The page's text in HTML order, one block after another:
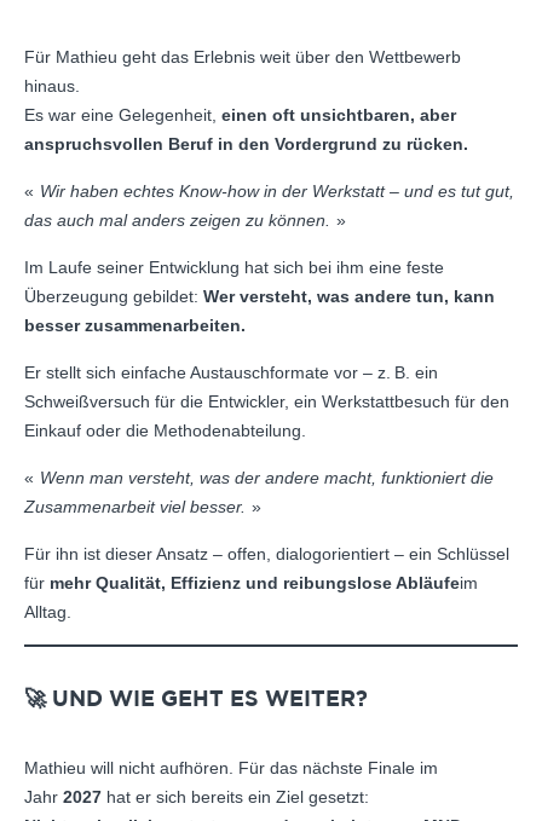
Für Mathieu geht das Erlebnis weit über den Wettbewerb
hinaus.
Es war eine Gelegenheit, einen oft unsichtbaren, aber
anspruchsvollen Beruf in den Vordergrund zu rücken.
Wir haben echtes Know-how in der Werkstatt – und es tut gut,
das auch mal anders zeigen zu können.
Im Laufe seiner Entwicklung hat sich bei ihm eine feste
Überzeugung gebildet: Wer versteht, was andere tun, kann
besser zusammenarbeiten.
Er stellt sich einfache Austauschformate vor – z. B. ein
Schweißversuch für die Entwickler, ein Werkstattbesuch für den
Einkauf oder die Methodenabteilung.
Wenn man versteht, was der andere macht, funktioniert die
Zusammenarbeit viel besser.
Für ihn ist dieser Ansatz – offen, dialogorientiert – ein Schlüssel
für mehr Qualität, Effizienz und reibungslose Abläufeim
Alltag.
🚀 UND WIE GEHT ES WEITER?
Mathieu will nicht aufhören. Für das nächste Finale im
Jahr 2027 hat er sich bereits ein Ziel gesetzt: